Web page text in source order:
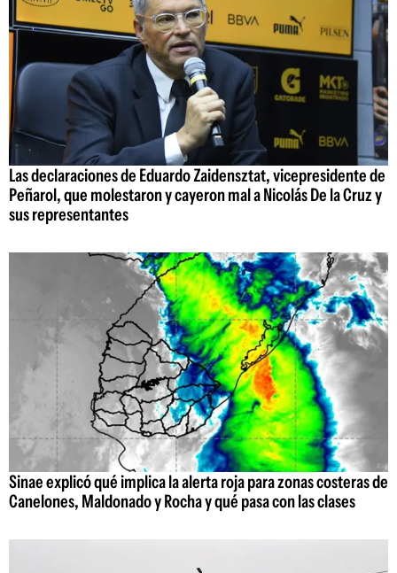
Las declaraciones de Eduardo Zaidensztat, vicepresidente de
Peñarol, que molestaron y cayeron mal a Nicolás De la Cruz y
sus representantes
Sinae explicó qué implica la alerta roja para zonas costeras de
Canelones, Maldonado y Rocha y qué pasa con las clases